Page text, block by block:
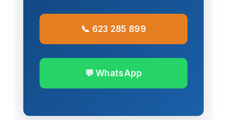
📞 623 285 899
💬 WhatsApp